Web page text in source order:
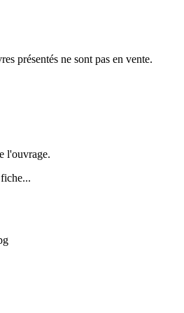
présentés ne sont pas en vente.
l'ouvrage.